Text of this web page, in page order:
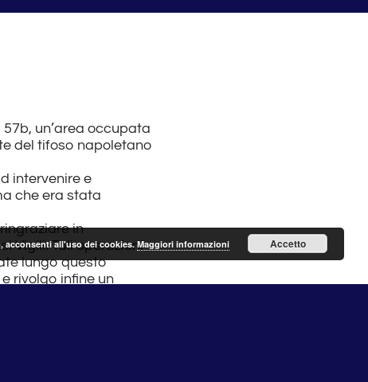
un’area occupata
del tifoso napoletano
intervenire e
che era stata
in
Vigili. Tali operazioni
lungo questo
rivolgo infine un
acconsenti all'uso dei cookies.Maggiori informazioni Accetto